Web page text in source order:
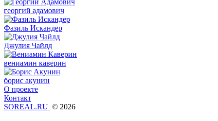
георгий адамович
Фазиль Искандер
Джулия Чайлд
вениамин каверин
борис акунин
О проекте
Контакт
SOREAL.RU © 2026